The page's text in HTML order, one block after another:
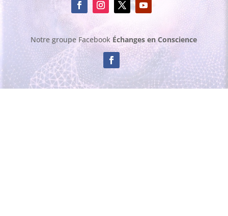
Notre groupe Facebook Échanges en Conscience